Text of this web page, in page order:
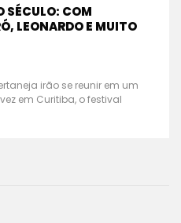
SÉCULO: COM
LEONARDO E MUITO
irão se reunir em um
em Curitiba, o festival